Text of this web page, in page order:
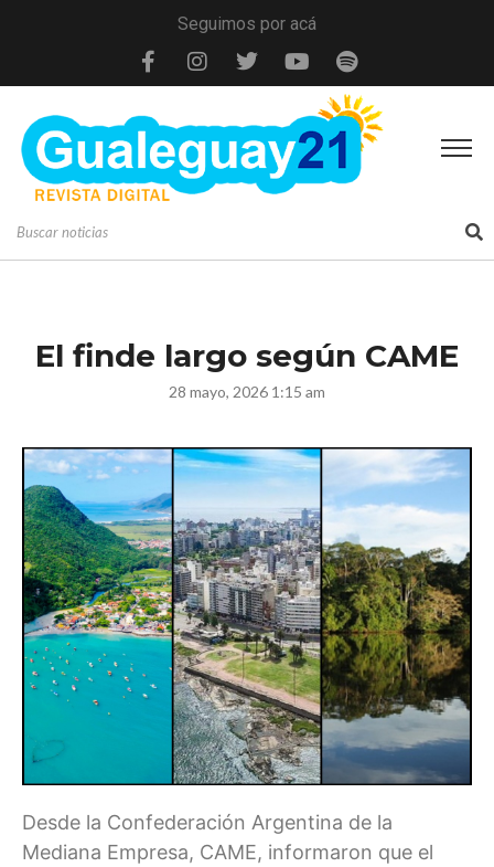
Seguimos por acá
El finde largo según CAME
28 mayo, 2026 1:15 am
Desde la Confederación Argentina de la
Mediana Empresa, CAME, informaron que el